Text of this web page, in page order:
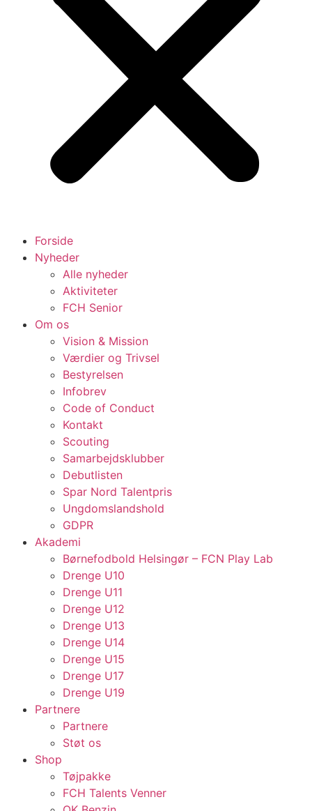
Forside
Nyheder
Alle nyheder
Aktiviteter
FCH Senior
Om os
Vision & Mission
Værdier og Trivsel
Bestyrelsen
Infobrev
Code of Conduct
Kontakt
Scouting
Samarbejdsklubber
Debutlisten
Spar Nord Talentpris
Ungdomslandshold
GDPR
Akademi
Børnefodbold Helsingør – FCN Play Lab
Drenge U10
Drenge U11
Drenge U12
Drenge U13
Drenge U14
Drenge U15
Drenge U17
Drenge U19
Partnere
Partnere
Støt os
Shop
Tøjpakke
FCH Talents Venner